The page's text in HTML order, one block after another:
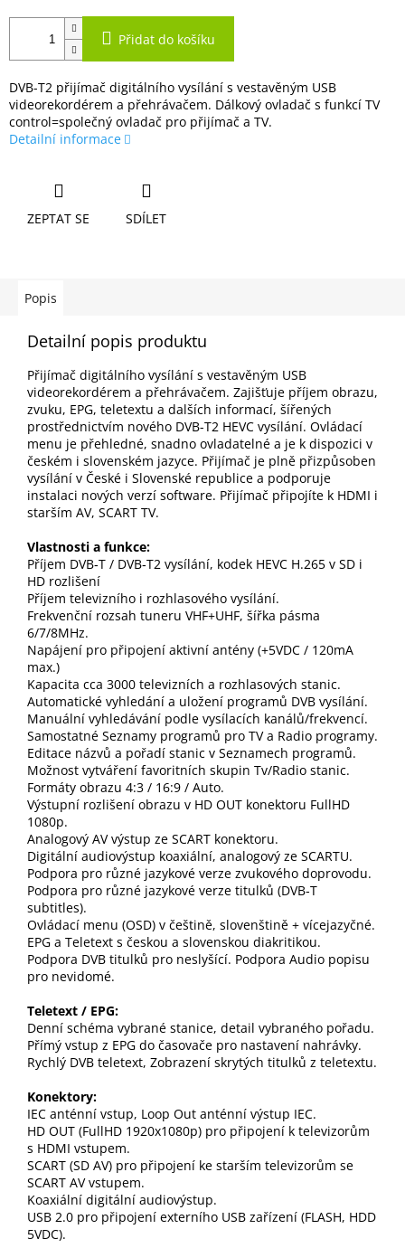
Přidat do košíku
DVB-T2 přijímač digitálního vysílání s vestavěným USB
videorekordérem a přehrávačem. Dálkový ovladač s funkcí TV
control=společný ovladač pro přijímač a TV.
Detailní informace
ZEPTAT SE SDÍLET
Popis
Detailní popis produktu
Přijímač digitálního vysílání s vestavěným USB
videorekordérem a přehrávačem. Zajišťuje příjem obrazu,
zvuku, EPG, teletextu a dalších informací, šířených
prostřednictvím nového DVB-T2 HEVC vysílání. Ovládací
menu je přehledné, snadno ovladatelné a je k dispozici v
českém i slovenském jazyce. Přijímač je plně přizpůsoben
vysílání v České i Slovenské republice a podporuje
instalaci nových verzí software. Přijímač připojíte k HDMI i
starším AV, SCART TV.
Vlastnosti a funkce:
Příjem DVB‐T / DVB‐T2 vysílání, kodek HEVC H.265 v SD i
HD rozlišení
Příjem televizního i rozhlasového vysílání.
Frekvenční rozsah tuneru VHF+UHF, šířka pásma
6/7/8MHz.
Napájení pro připojení aktivní antény (+5VDC / 120mA
max.)
Kapacita cca 3000 televizních a rozhlasových stanic.
Automatické vyhledání a uložení programů DVB vysílání.
Manuální vyhledávání podle vysílacích kanálů/frekvencí.
Samostatné Seznamy programů pro TV a Radio programy.
Editace názvů a pořadí stanic v Seznamech programů.
Možnost vytváření favoritních skupin Tv/Radio stanic.
Formáty obrazu 4:3 / 16:9 / Auto.
Výstupní rozlišení obrazu v HD OUT konektoru FullHD
1080p.
Analogový AV výstup ze SCART konektoru.
Digitální audiovýstup koaxiální, analogový ze SCARTU.
Podpora pro různé jazykové verze zvukového doprovodu.
Podpora pro různé jazykové verze titulků (DVB‐T
subtitles).
Ovládací menu (OSD) v češtině, slovenštině + vícejazyčné.
EPG a Teletext s českou a slovenskou diakritikou.
Podpora DVB titulků pro neslyšící. Podpora Audio popisu
pro nevidomé.
Teletext / EPG:
Denní schéma vybrané stanice, detail vybraného pořadu.
Přímý vstup z EPG do časovače pro nastavení nahrávky.
Rychlý DVB teletext, Zobrazení skrytých titulků z teletextu.
Konektory:
IEC anténní vstup, Loop Out anténní výstup IEC.
HD OUT (FullHD 1920x1080p) pro připojení k televizorům
s HDMI vstupem.
SCART (SD AV) pro připojení ke starším televizorům se
SCART AV vstupem.
Koaxiální digitální audiovýstup.
USB 2.0 pro připojení externího USB zařízení (FLASH, HDD
5VDC).